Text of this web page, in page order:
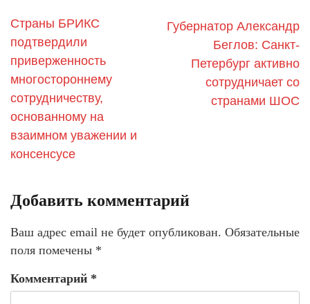
Страны БРИКС
подтвердили
приверженность
многостороннему
сотрудничеству,
основанному на
взаимном уважении и
консенсусе
Губернатор Александр
Беглов: Санкт-
Петербург активно
сотрудничает со
странами ШОС
Добавить комментарий
Ваш адрес email не будет опубликован. Обязательные
поля помечены *
Комментарий *